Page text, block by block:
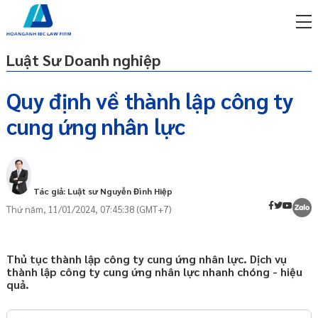
Luật Sư Doanh nghiệp
Quy định về thành lập công ty
cung ứng nhân lực
Tác giả: Luật sư Nguyễn Đình Hiệp
Thứ năm, 11/01/2024, 07:45:38 (GMT+7)
Thủ tục thành lập công ty cung ứng nhân lực. Dịch vụ
thành lập công ty cung ứng nhân lực nhanh chóng - hiệu
quả.
Cung ứng nhân lực là gì?
nhân lực
Điều kiện về chủ thể thành lập công
công ty cung ứng nhân lực
phí qua zalo
sư trực tuyến online
ty/doanh nghiệp
gói
phí qua zalo
ty/doanh nghiệp
gói
ty/doanh nghiệp
gói